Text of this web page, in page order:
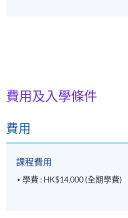
費用及入學條件
費用
課程費用
學費 : HK$14,000 (全期學費)